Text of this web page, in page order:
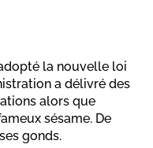
la nouvelle loi
a délivré des
alors que
sésame. De
gonds.